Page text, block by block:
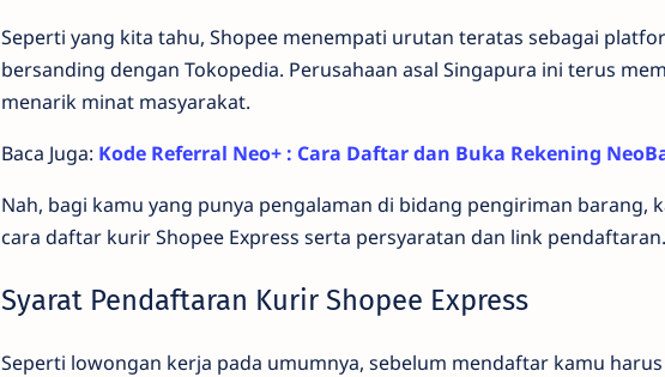
Seperti yang kita tahu, Shopee menempati urutan teratas sebagai
bersanding dengan Tokopedia. Perusahaan asal Singapura ini terus
menarik minat masyarakat.
Baca Juga: Kode Referral Neo+ : Cara Daftar dan Buka Rekening
Nah, bagi kamu yang punya pengalaman di bidang pengiriman barang,
cara daftar kurir Shopee Express serta persyaratan dan link pendaftaran.
Syarat Pendaftaran Kurir Shopee Express
Seperti lowongan kerja pada umumnya, sebelum mendaftar kamu